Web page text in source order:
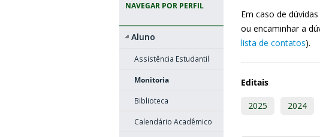
NAVEGAR POR PERFIL
Aluno
Assistência Estudantil
Monitoria
Biblioteca
Calendário Acadêmico
Em caso de
ou encaminhar a
lista de contatos).
Editais
2025 2024